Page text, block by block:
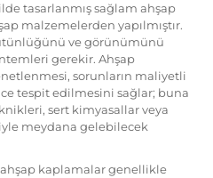
tasarlanmış sağlam ahşap
malzemelerden yapılmıştır.
ve görünümünü
gerekir. Ahşap
sorunların maliyetli
tespit edilmesini sağlar; buna
sert kimyasallar veya
meydana gelebilecek
kaplamalar genellikle